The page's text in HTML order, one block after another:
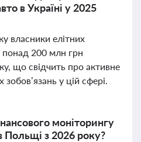
в Україні у 2025
власники елітних
понад 200 млн грн
що свідчить про активне
у цій сфері.
моніторингу
з 2026 року?